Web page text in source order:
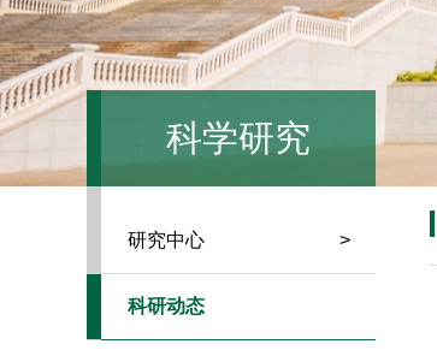
科学研究
研究中心 >
科研动态